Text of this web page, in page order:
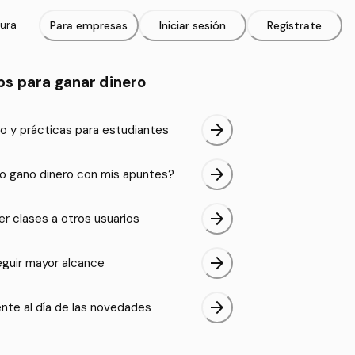
para ganar dinero
y prácticas para estudiantes arrow_forward
gano dinero con mis apuntes? arrow_forward
clases a otros usuarios arrow_forward
mayor alcance arrow_forward
al día de las novedades arrow_forward
Para empresas Iniciar sesión Regístrate